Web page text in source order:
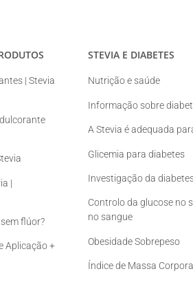
| Stevia
|
flúor?
Aplicação +
STEVIA E DIABETES
Nutrição e saúde
Informação sobre
A Stevia é adequada
Glicemia para diabetes
Investigação da
Controlo da glucose no
no sangue
Obesidade Sobrepeso
Índice de Massa